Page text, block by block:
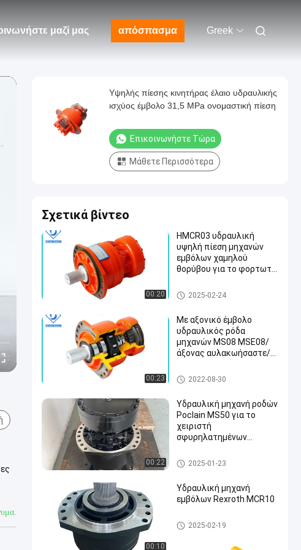
μαζί μας απόσπασμα Greek
Υψηλής πίεσης κινητήρας έλαιο υδραυλικής
ισχύος έμβολο 31,5 MPa ονομαστική πίεση
Επικοινωνήστε Τώρα
Μάθετε Περισσότερα
Σχετικά βίντεο
00:20
HMCR03 υδραυλική
υψηλή πίεση μηχανών
εμβόλων χαμηλού
θορύβου για το φορτωτή
υδραυλική μηχανή εμβόλων
2025-02-24
00:23
Με αξονικό έμβολο
υδραυλικός ρόδα
μηχανών MS08 MSE08/
άξονας αυλακωήσαστε/
υδραυλική μηχανή εμβόλων
2022-08-30
00:22
Υδραυλική μηχανή ροδών
Poclain MS50 για το
χειριστή
σφυρηλατημένων
υδραυλική μηχανή εμβόλων
2025-01-23
00:10
Υδραυλική μηχανή
εμβόλων Rexroth MCR10
υδραυλική μηχανή εμβόλων
2025-02-19